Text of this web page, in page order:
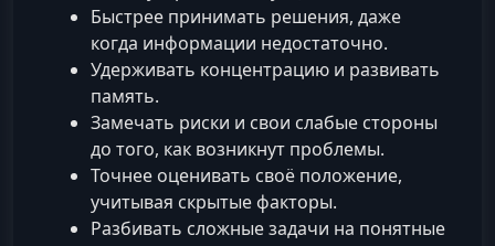
Быстрее принимать решения, даже
когда информации недостаточно.
Удерживать концентрацию и развивать
память.
Замечать риски и свои слабые стороны
до того, как возникнут проблемы.
Точнее оценивать своё положение,
учитывая скрытые факторы.
Разбивать сложные задачи на понятные